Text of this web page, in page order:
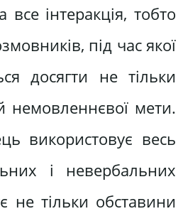
інтеракція, тобто
під час якої
досягти не тільки
немовленнєвої мети.
використовує весь
і невербальних
не тільки обставини